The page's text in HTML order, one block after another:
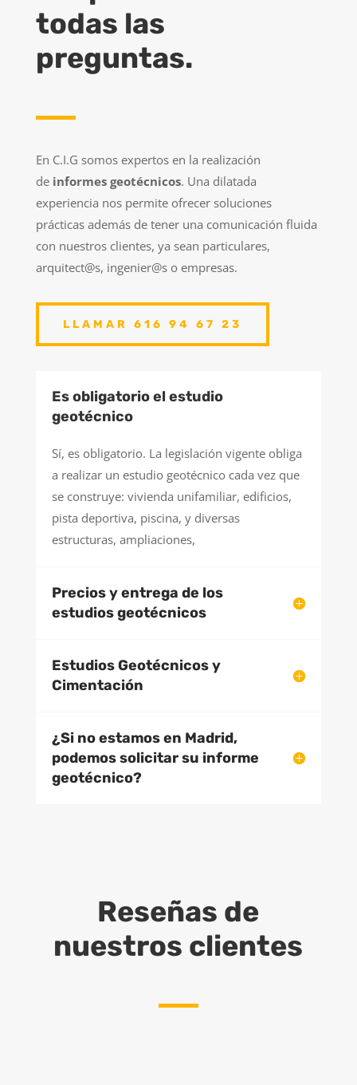
todas las
preguntas.
En C.I.G somos expertos en la realización
de informes geotécnicos. Una dilatada
experiencia nos permite ofrecer soluciones
prácticas además de tener una comunicación fluida
con nuestros clientes, ya sean particulares,
arquitect@s, ingenier@s o empresas.
LLAMAR 616 94 67 23
Es obligatorio el estudio
geotécnico
Sí, es obligatorio. La legislación vigente obliga
a realizar un estudio geotécnico cada vez que
se construye: vivienda unifamiliar, edificios,
pista deportiva, piscina, y diversas
estructuras, ampliaciones,
Precios y entrega de los
estudios geotécnicos
Estudios Geotécnicos y
Cimentación
¿Si no estamos en Madrid,
podemos solicitar su informe
geotécnico?
Reseñas de
nuestros clientes